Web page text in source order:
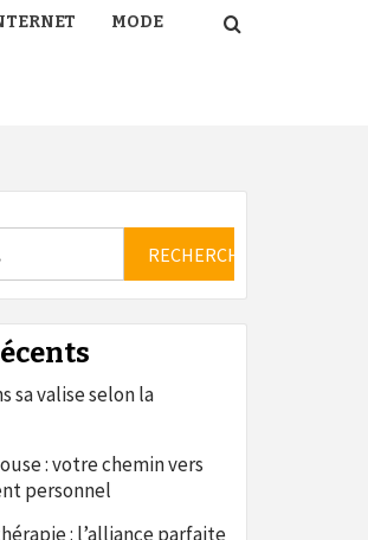
MODE
sa valise selon la
: votre chemin vers
personnel
: l’alliance parfaite